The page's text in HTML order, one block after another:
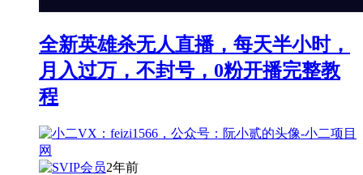
全新英雄杀无人直播，每天半小时，
月入过万，不封号，0粉开播完整教
程
2年前